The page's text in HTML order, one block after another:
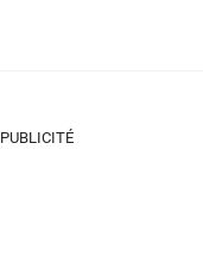
PUBLICITÉ